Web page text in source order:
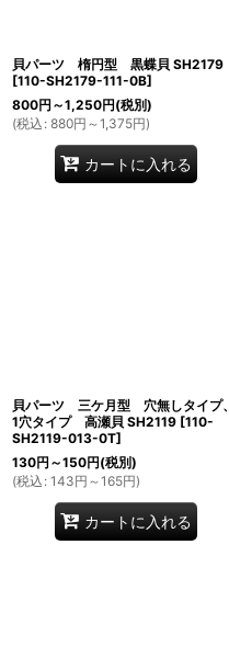
貝パーツ 楕円型 黒蝶貝 SH2179
[110-SH2179-111-0B]
800円 ～1,250円(税別)
(税込 : 880円 ～1,375円)
カートに入れる
貝パーツ 三ケ月型 穴無しタイプ、
1穴タイプ 高瀬貝 SH2119 [110-
SH2119-013-0T]
130円 ～150円(税別)
(税込 : 143円 ～165円)
カートに入れる